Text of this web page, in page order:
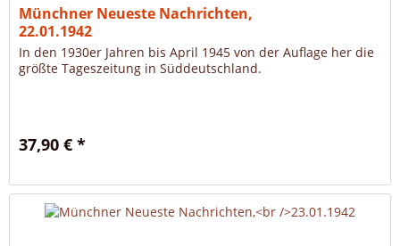
Münchner Neueste Nachrichten,
22.01.1942
In den 1930er Jahren bis April 1945 von der Auflage her die
größte Tageszeitung in Süddeutschland.
37,90 € *